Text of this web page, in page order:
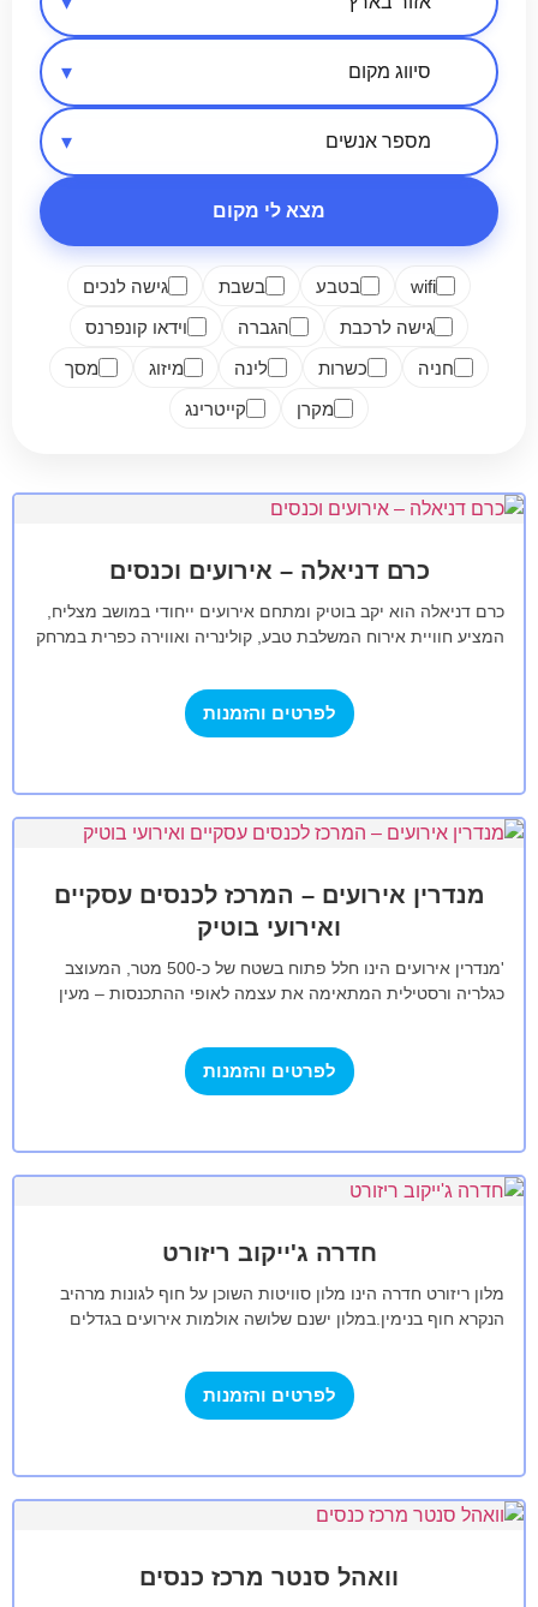
אזור בארץ
סיווג מקום
מספר אנשים
מצא לי מקום
wifi בטבע בשבת
גישה לנכים
גישה לרכבת
הגברה
וידאו קונפרנס
חניה
כשרות לינה מיזוג
מסך
מקרן
קייטרינג
כרם דניאלה – אירועים וכנסים
כרם דניאלה הוא יקב בוטיק ומתחם אירועים ייחודי במושב מצליח,
המציע חוויית אירוח המשלבת טבע, קולינריה ואווירה כפרית במרחק
לפרטים והזמנות
מנדרין אירועים – המרכז לכנסים עסקיים
ואירועי בוטיק
'מנדרין אירועים הינו חלל פתוח בשטח של כ-500 מטר, המעוצב
כגלריה ורסטילית המתאימה את עצמה לאופי ההתכנסות – מעין
לפרטים והזמנות
חדרה ג'ייקוב ריזורט
מלון ריזורט חדרה הינו מלון סוויטות השוכן על חוף לגונות מרהיב
הנקרא חוף בנימין.במלון ישנם שלושה אולמות אירועים בגדלים
לפרטים והזמנות
וואהל סנטר מרכז כנסים